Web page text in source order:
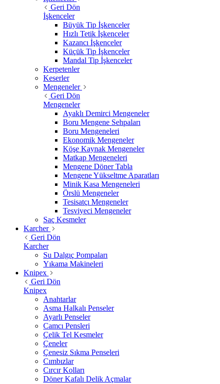
Geri Dön
İşkenceler
Büyük Tip İşkenceler
Hızlı Tetik İşkenceler
Kazancı İşkenceler
Küçük Tip İşkenceler
Mandal Tip İşkenceler
Kerpetenler
Keserler
Mengeneler
Geri Dön
Mengeneler
Ayaklı Demirci Mengeneler
Boru Mengene Sehpaları
Boru Mengeneleri
Ekonomik Mengeneler
Köşe Kaynak Mengeneler
Matkap Mengeneleri
Mengene Döner Tabla
Mengene Yükseltme Aparatları
Minik Kasa Mengeneleri
Örslü Mengeneler
Tesisatçı Mengeneler
Tesviyeci Mengeneler
Saç Kesmeler
Karcher
Geri Dön
Karcher
Su Dalgıç Pompaları
Yıkama Makineleri
Knipex
Geri Dön
Knipex
Anahtarlar
Asma Halkalı Penseler
Ayarlı Penseler
Camcı Pensleri
Çelik Tel Kesmeler
Çeneler
Çenesiz Sıkma Penseleri
Cımbızlar
Cırcır Kolları
Döner Kafalı Delik Açmalar